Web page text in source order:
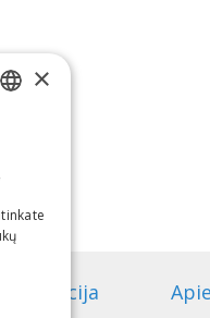
Informacija
×